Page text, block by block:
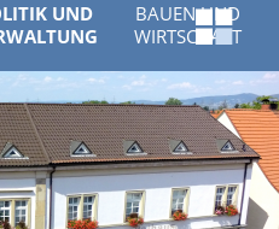
UND
BAUEN UND
WIRTSCHAFT
Menü
öffnen